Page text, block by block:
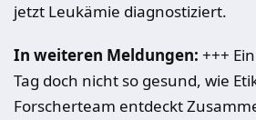
jetzt Leukämie diagnostiziert.
In weiteren Meldungen: +++
Tag doch nicht so gesund, wie
Forscherteam entdeckt